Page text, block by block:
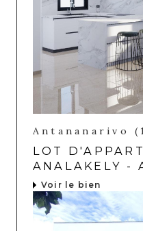
Antananarivo
LOT
ANALAKELY -
Voir le bien